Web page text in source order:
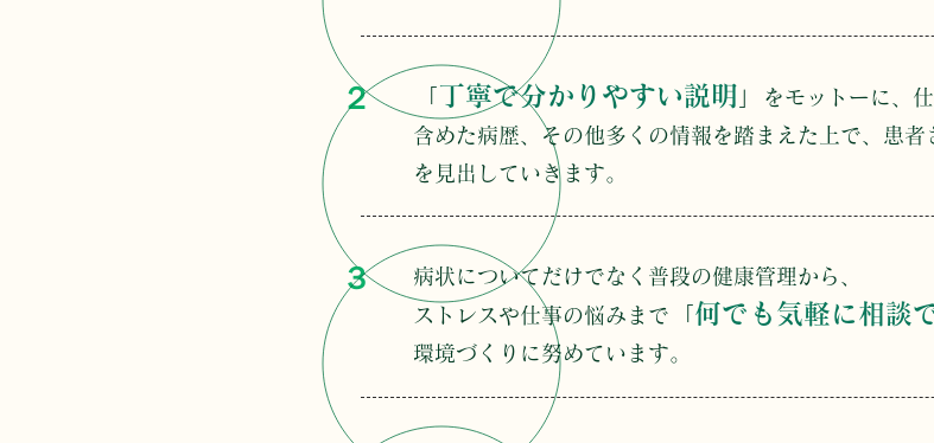
２ 丁寧で分かりやすい説明 」
をモットーに、
含めた病歴、その他多くの情報を踏まえた上で、患
を見出していきます。
３
病状についてだけでなく普段の健康管理から、
ストレスや仕事の悩みまで
何でも気軽に相談
環境づくりに努めています。